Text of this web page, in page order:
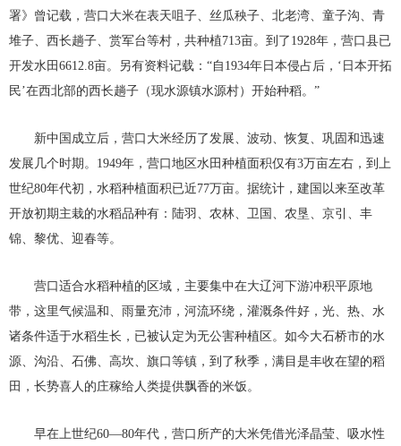
署》曾记载，营口大米在表天咀子、丝瓜秧子、北老湾、童子沟、青
堆子、西长趟子、赏军台等村，共种植713亩。到了1928年，营口县已
开发水田6612.8亩。另有资料记载：“自1934年日本侵占后，‘日本开拓
民’在西北部的西长趟子（现水源镇水源村）开始种稻。”
新中国成立后，营口大米经历了发展、波动、恢复、巩固和迅速
发展几个时期。1949年，营口地区水田种植面积仅有3万亩左右，到上
世纪80年代初，水稻种植面积已近77万亩。据统计，建国以来至改革
开放初期主栽的水稻品种有：陆羽、农林、卫国、农垦、京引、丰
锦、黎优、迎春等。
营口适合水稻种植的区域，主要集中在大辽河下游冲积平原地
带，这里气候温和、雨量充沛，河流环绕，灌溉条件好，光、热、水
诸条件适于水稻生长，已被认定为无公害种植区。如今大石桥市的水
源、沟沿、石佛、高坎、旗口等镇，到了秋季，满目是丰收在望的稻
田，长势喜人的庄稼给人类提供飘香的米饭。
早在上世纪60—80年代，营口所产的大米凭借光泽晶莹、吸水性